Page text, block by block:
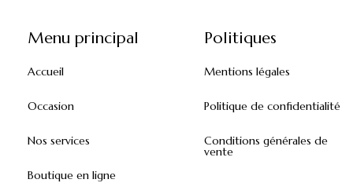
Menu principal
Accueil
Occasion
Nos services
Boutique en ligne
Politiques
Mentions légales
Politique de confidentialité
Conditions générales de
vente